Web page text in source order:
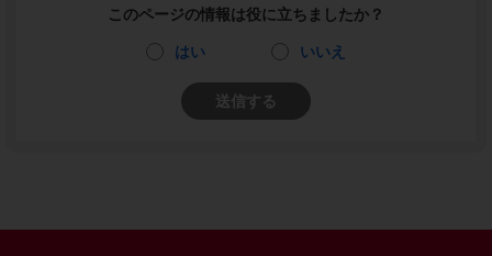
このページの情報は役に立ちましたか？
はい いいえ
送信する